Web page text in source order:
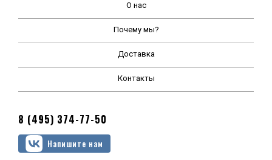
О нас
Почему мы?
Доставка
Контакты
8 (495) 374-77-50
Напишите нам